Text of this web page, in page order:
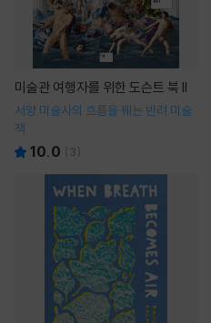
미술관 여행자를 위한 도슨트 북 II
서양 미술사의 흐름을 꿰는 반려 미술
책
10.0 ( 3)